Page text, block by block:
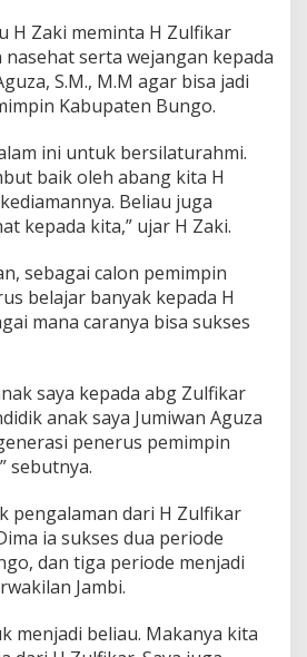
H Zaki meminta H Zulfikar
serta wejangan kepada
S.M., M.M agar bisa jadi
Kabupaten Bungo.
ini untuk bersilaturahmi.
baik oleh abang kita H
Beliau juga
kepada kita,” ujar H Zaki.
sebagai calon pemimpin
belajar banyak kepada H
mana caranya bisa sukses
saya kepada abg Zulfikar
anak saya Jumiwan Aguza
penerus pemimpin
sebutnya.
pengalaman dari H Zulfikar
ia sukses dua periode
dan tiga periode menjadi
Jambi.
menjadi beliau. Makanya kita